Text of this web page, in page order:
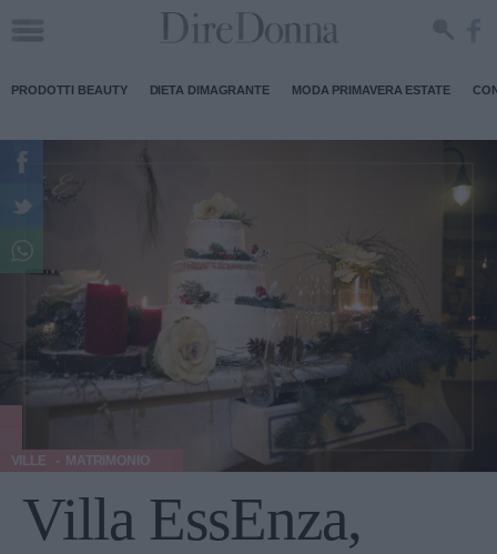
PRODOTTI BEAUTY DIETA DIMAGRANTE MODA PRIMAVERA ESTATE
VILLE MATRIMONIO
Villa EssEnza,